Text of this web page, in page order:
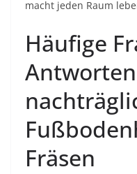
macht jeden Raum
Häufige
Fräsen